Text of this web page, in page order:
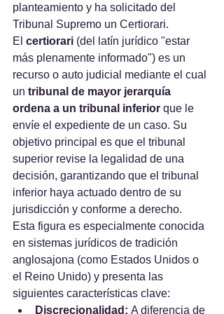
planteamiento y ha solicitado del
Tribunal Supremo un Certiorari.
El certiorari (del latín jurídico "estar
más plenamente informado") es un
recurso o auto judicial mediante el cual
un tribunal de mayor jerarquía
ordena a un tribunal inferior que le
envíe el expediente de un caso. Su
objetivo principal es que el tribunal
superior revise la legalidad de una
decisión, garantizando que el tribunal
inferior haya actuado dentro de su
jurisdicción y conforme a derecho.
Esta figura es especialmente conocida
en sistemas jurídicos de tradición
anglosajona (como Estados Unidos o
el Reino Unido) y presenta las
siguientes características clave:
Discrecionalidad: A diferencia de